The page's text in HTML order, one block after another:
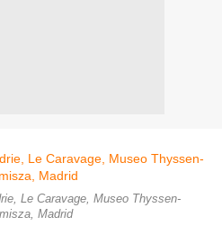
Le Caravage, Museo Thyssen-
Madrid